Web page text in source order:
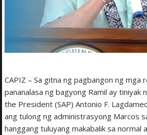
CAPIZ – Sa gitna ng pagbangon ng mga
pananalasa ng bagyong Ramil ay tiniyak
the President (SAP) Antonio F.
ang tulong ng administrasyong Marcos
hanggang tuluyang makabalik sa normal